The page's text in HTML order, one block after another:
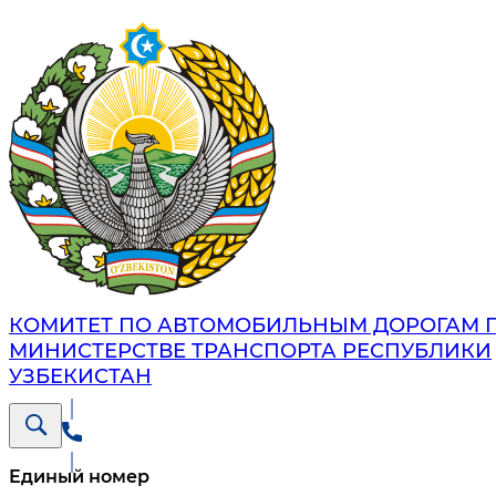
КОМИТЕТ ПО АВТОМОБИЛЬНЫМ ДОРОГАМ
МИНИСТЕРСТВЕ ТРАНСПОРТА РЕСПУБЛИКИ
УЗБЕКИСТАН
Единый номер